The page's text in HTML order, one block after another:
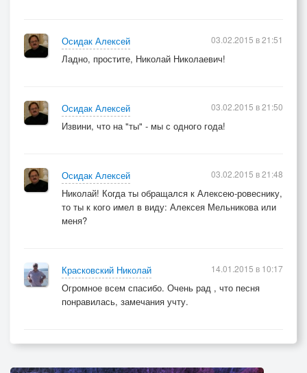
Осидак Алексей
Ладно, простите, Николай Николаевич!
03.02.2015 в 21:51
Осидак Алексей
Извини, что на "ты" - мы с одного года!
03.02.2015 в 21:50
Осидак Алексей
Николай! Когда ты обращался к Алексею-ровеснику,
то ты к кого имел в виду: Алексея Мельникова или
меня?
03.02.2015 в 21:48
Красковский Николай
Огромное всем спасибо. Очень рад , что песня
понравилась, замечания учту.
14.01.2015 в 10:17